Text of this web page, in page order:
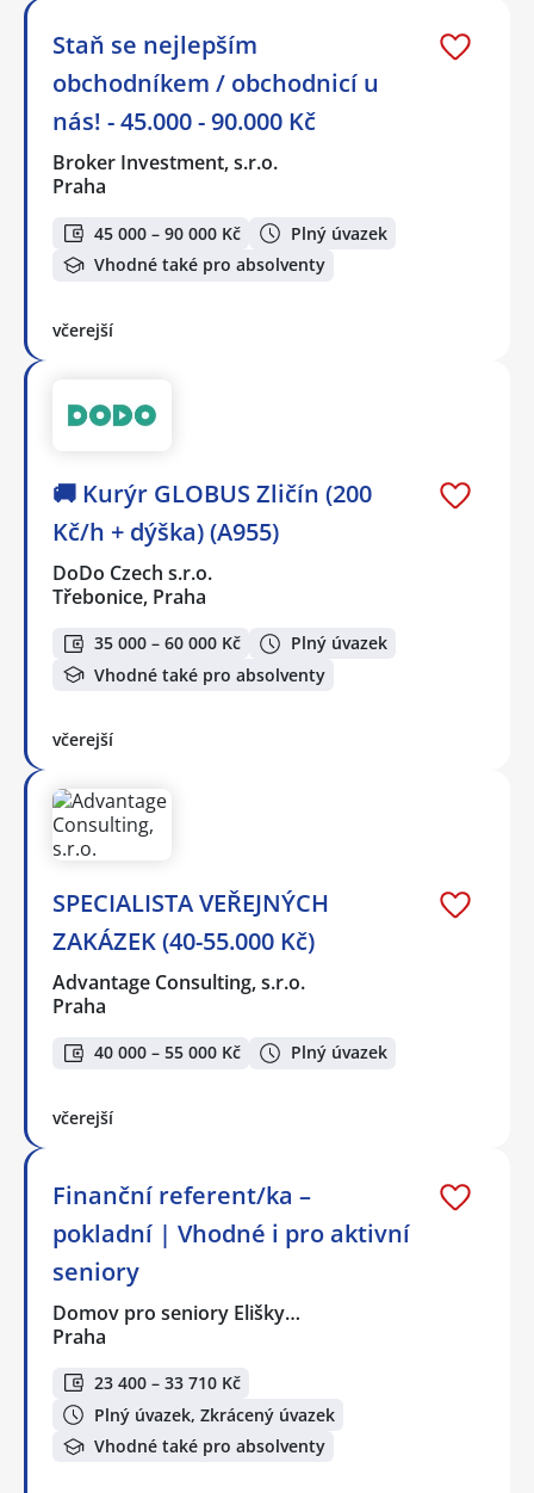
Staň se nejlepším
obchodníkem / obchodnicí u
nás! - 45.000 - 90.000 Kč
Broker Investment, s.r.o.
Praha
45 000 – 90 000 Kč
Plný úvazek
Vhodné také pro absolventy
včerejší
🚚 Kurýr GLOBUS Zličín (200
Kč/h + dýška) (A955)
DoDo Czech s.r.o.
Třebonice, Praha
35 000 – 60 000 Kč
Plný úvazek
Vhodné také pro absolventy
včerejší
SPECIALISTA VEŘEJNÝCH
ZAKÁZEK (40-55.000 Kč)
Advantage Consulting, s.r.o.
Praha
40 000 – 55 000 Kč Plný úvazek
včerejší
Finanční referent/ka –
pokladní | Vhodné i pro aktivní
seniory
Domov pro seniory Elišky…
Praha
23 400 – 33 710 Kč
Plný úvazek, Zkrácený úvazek
Vhodné také pro absolventy